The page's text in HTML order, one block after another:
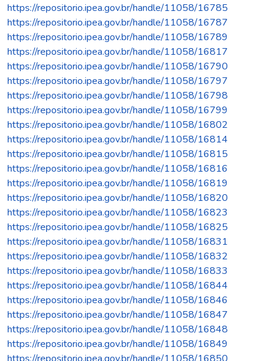
https://repositorio.ipea.gov.br/handle/11058/16785
https://repositorio.ipea.gov.br/handle/11058/16787
https://repositorio.ipea.gov.br/handle/11058/16789
https://repositorio.ipea.gov.br/handle/11058/16817
https://repositorio.ipea.gov.br/handle/11058/16790
https://repositorio.ipea.gov.br/handle/11058/16797
https://repositorio.ipea.gov.br/handle/11058/16798
https://repositorio.ipea.gov.br/handle/11058/16799
https://repositorio.ipea.gov.br/handle/11058/16802
https://repositorio.ipea.gov.br/handle/11058/16814
https://repositorio.ipea.gov.br/handle/11058/16815
https://repositorio.ipea.gov.br/handle/11058/16816
https://repositorio.ipea.gov.br/handle/11058/16819
https://repositorio.ipea.gov.br/handle/11058/16820
https://repositorio.ipea.gov.br/handle/11058/16823
https://repositorio.ipea.gov.br/handle/11058/16825
https://repositorio.ipea.gov.br/handle/11058/16831
https://repositorio.ipea.gov.br/handle/11058/16832
https://repositorio.ipea.gov.br/handle/11058/16833
https://repositorio.ipea.gov.br/handle/11058/16844
https://repositorio.ipea.gov.br/handle/11058/16846
https://repositorio.ipea.gov.br/handle/11058/16847
https://repositorio.ipea.gov.br/handle/11058/16848
https://repositorio.ipea.gov.br/handle/11058/16849